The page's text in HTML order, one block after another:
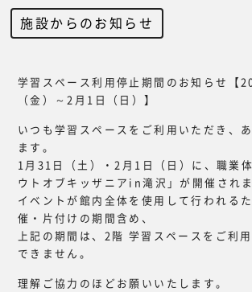
施設からのお知らせ
学習スペース利用停止期間のお知らせ【
（金）～2月1日（日）】
いつも学習スペースをご利用いただき、
ます。
1月31日（土）・2月1日（日）に、職業
ウトオブキッザニアin滝沢」が開催されま
イベントが館内全体を使用して行われる
催・片付けの期間含め、
上記の期間は、2階 学習スペースをご利
できません。
理解ご協力のほどお願いいたします。